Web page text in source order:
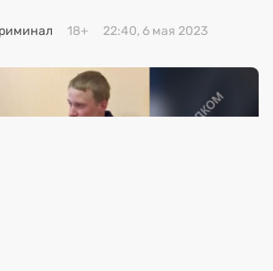
18+ 22:40, 6 мая 2023